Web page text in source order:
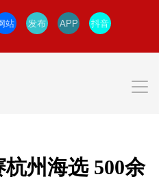
站 发布 APP 抖音
州海选 500余